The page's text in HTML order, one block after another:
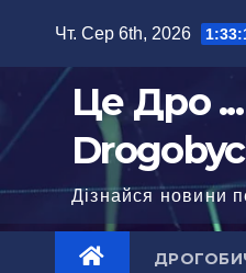
Чт. Сер 6th, 2026
Це Дро
Дізнайся новини